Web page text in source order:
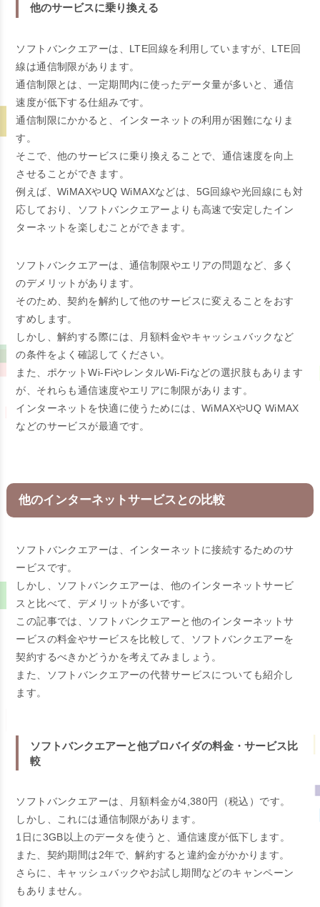
他のサービスに乗り換える
ソフトバンクエアーは、LTE回線を利用していますが、LTE回
線は通信制限があります。
通信制限とは、一定期間内に使ったデータ量が多いと、通信
速度が低下する仕組みです。
通信制限にかかると、インターネットの利用が困難になりま
す。
そこで、他のサービスに乗り換えることで、通信速度を向上
させることができます。
例えば、WiMAXやUQ WiMAXなどは、5G回線や光回線にも対
応しており、ソフトバンクエアーよりも高速で安定したイン
ターネットを楽しむことができます。
ソフトバンクエアーは、通信制限やエリアの問題など、多く
のデメリットがあります。
そのため、契約を解約して他のサービスに変えることをおす
すめします。
しかし、解約する際には、月額料金やキャッシュバックなど
の条件をよく確認してください。
また、ポケットWi-FiやレンタルWi-Fiなどの選択肢もあります
が、それらも通信速度やエリアに制限があります。
インターネットを快適に使うためには、WiMAXやUQ WiMAX
などのサービスが最適です。
他のインターネットサービスとの比較
ソフトバンクエアーは、インターネットに接続するためのサ
ービスです。
しかし、ソフトバンクエアーは、他のインターネットサービ
スと比べて、デメリットが多いです。
この記事では、ソフトバンクエアーと他のインターネットサ
ービスの料金やサービスを比較して、ソフトバンクエアーを
契約するべきかどうかを考えてみましょう。
また、ソフトバンクエアーの代替サービスについても紹介し
ます。
ソフトバンクエアーと他プロバイダの料金・サービス比
較
ソフトバンクエアーは、月額料金が4,380円（税込）です。
しかし、これには通信制限があります。
1日に3GB以上のデータを使うと、通信速度が低下します。
また、契約期間は2年で、解約すると違約金がかかります。
さらに、キャッシュバックやお試し期間などのキャンペーン
もありません。